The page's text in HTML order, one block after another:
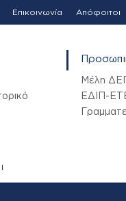
Επικοινωνία Απόφοιτοι
Μέλη
ΕΔΙΠ-